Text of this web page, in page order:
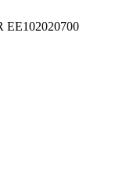
EE102020700